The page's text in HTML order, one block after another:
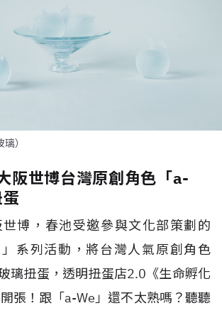
）
阪世博台灣原創角色「a-
世博，春池受邀參與文化部策劃的
」系列活動，將台灣人氣原創角色
璃扭蛋，透明扭蛋店2.0《生命孵化
張！跟「a-We」還不太熟嗎？聽聽